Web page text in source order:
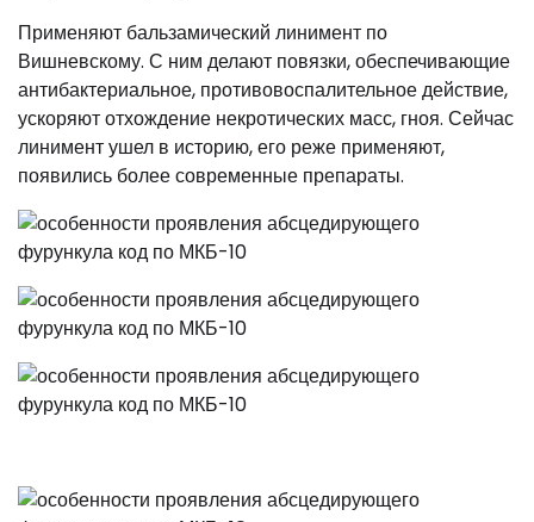
Применяют бальзамический линимент по
Вишневскому. С ним делают повязки, обеспечивающие
антибактериальное, противовоспалительное действие,
ускоряют отхождение некротических масс, гноя. Сейчас
линимент ушел в историю, его реже применяют,
появились более современные препараты.